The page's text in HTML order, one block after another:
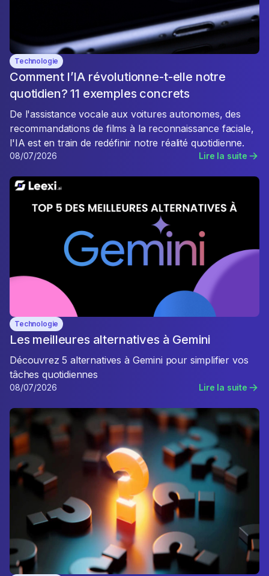
Technologie
Comment l’IA révolutionne-t-elle notre
quotidien? 11 exemples concrets
De l'assistance vocale aux voitures autonomes, des
recommandations de films à la reconnaissance faciale,
l'IA est en train de redéfinir notre réalité quotidienne.
08/07/2026 Lire la suite
Technologie
Les meilleures alternatives à Gemini
Découvrez 5 alternatives à Gemini pour simplifier vos
tâches quotidiennes
08/07/2026 Lire la suite